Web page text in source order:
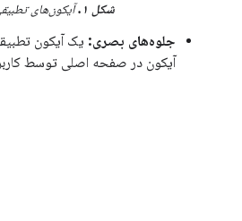
شکل ۱. آیکون‌های
جلوه‌های بصری: یک آیکون
آیکون در صفحه اصلی توسط